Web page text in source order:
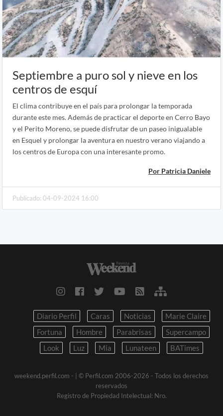
Septiembre a puro sol y nieve en los
centros de esquí
El clima contribuye en el país para prolongar la temporada
durante este mes. Además de practicar el deporte en Cerro Bayo
y el Perito Moreno, se puede disfrutar de un paseo inigualable
en Esquel y prolongar la aventura en nuestro verano viajando a
los centros de Europa con una interesante promo.
Por Patricia Daniele
Publicado: 04-09-2024 16:00
Diario Perfil Caras Noticias
Marie Claire
Fortuna
Hombre Parabrisas
Supercampo
Look
Luz Mia Lunateen BATimes
weekend.perfil.com -
| © Perfil.com 2006-2026 - Todos los derechos
reservados
Registro de Propiedad Intelectual: Nro.